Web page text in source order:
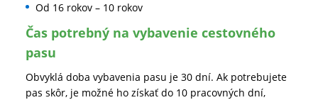
Od 16 rokov – 10 rokov
Čas potrebný na vybavenie cestovného
pasu
Obvyklá doba vybavenia pasu je 30 dní. Ak potrebujete
pas skôr, je možné ho získať do 10 pracovných dní,